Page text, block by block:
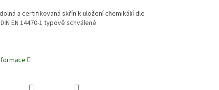
a certifikovaná skřín k uložení chemikálií dle
EN 14470-1 typově schválené.